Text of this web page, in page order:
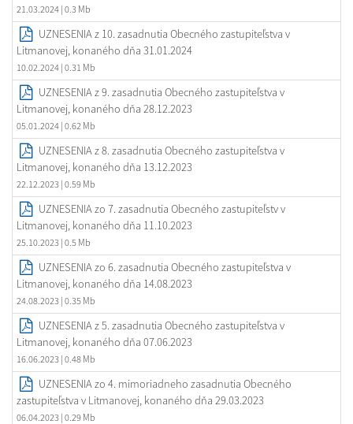
21.03.2024 | 0.3 Mb
UZNESENIA z 10. zasadnutia Obecného zastupiteľstva v
Litmanovej, konaného dňa 31.01.2024
10.02.2024 | 0.31 Mb
UZNESENIA z 9. zasadnutia Obecného zastupiteľstva v
Litmanovej, konaného dňa 28.12.2023
05.01.2024 | 0.62 Mb
UZNESENIA z 8. zasadnutia Obecného zastupiteľstva v
Litmanovej, konaného dňa 13.12.2023
22.12.2023 | 0.59 Mb
UZNESENIA zo 7. zasadnutia Obecného zastupiteľstv v
Litmanovej, konaného dňa 11.10.2023
25.10.2023 | 0.5 Mb
UZNESENIA zo 6. zasadnutia Obecného zastupiteľstva v
Litmanovej, konaného dňa 14.08.2023
24.08.2023 | 0.35 Mb
UZNESENIA z 5. zasadnutia Obecného zastupiteľstva v
Litmanovej, konaného dňa 07.06.2023
16.06.2023 | 0.48 Mb
UZNESENIA zo 4. mimoriadneho zasadnutia Obecného
zastupiteľstva v Litmanovej, konaného dňa 29.03.2023
06.04.2023 | 0.29 Mb